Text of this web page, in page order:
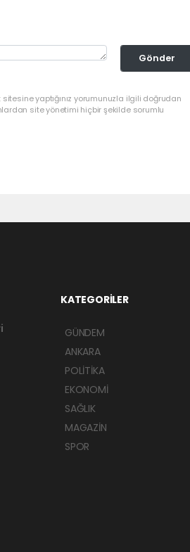
Gönder
yaptığınız yorumunuzla ilgili doğrudan
site yönetimi hiçbir şekilde sorumlu
KATEGORİLER
GÜNDEM
ANKARA
POLİTİKA
EKONOMİ
SAĞLIK
MAGAZİN
SPOR